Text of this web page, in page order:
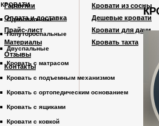
Шкафы Кардинал
Шкафы из дерева
Комоды
КРОВАТИ
Односпальные
Полутороспальные
Двуспальные
Кровать с матрасом
Кровать с подъемным механизмом
Кровать с ортопедическим основанием
Кровать с ящиками
Кровати с ковкой
Гарантии
Оплата и доставка
Прайс-лист
Материалы
Отзывы
Контакты
Кровати из сосны
Дешевые кровати
Кровати для дачи
Кровать тахта